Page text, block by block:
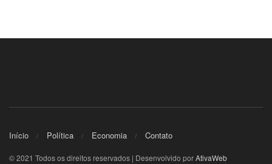
Início Política Economia Contato
© 2021 Todos os direitos reservados | Desenvolvido porAtivaWeb